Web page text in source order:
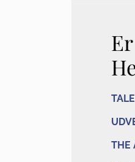
THE